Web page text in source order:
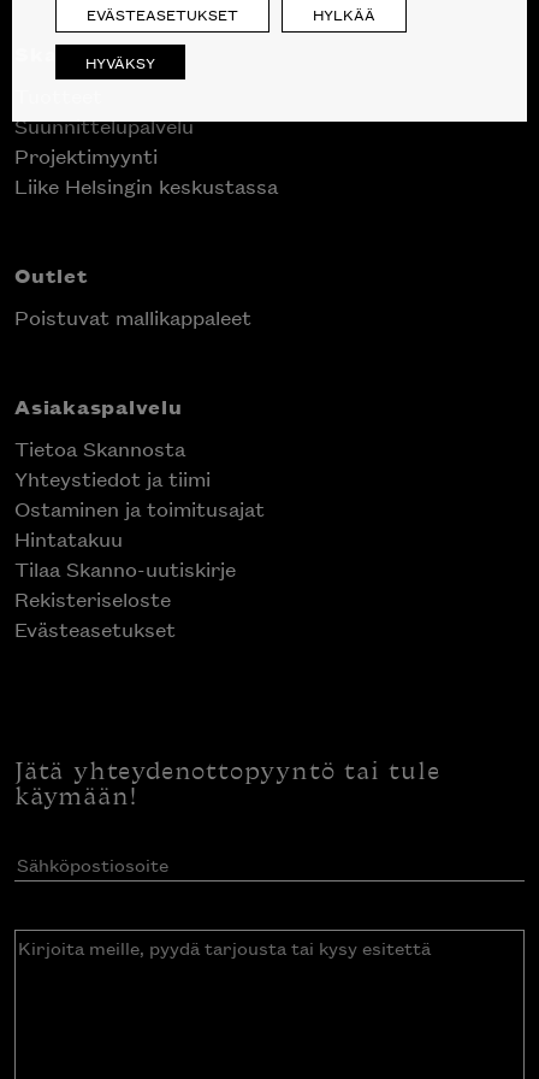
Skanno
Suunnittelupalvelu
Projektimyynti
Liike Helsingin keskustassa
Outlet
Poistuvat mallikappaleet
Asiakaspalvelu
Tietoa Skannosta
Yhteystiedot ja tiimi
Ostaminen ja toimitusajat
Hintatakuu
Tilaa Skanno-uutiskirje
Rekisteriseloste
Evästeasetukset
Jätä yhteydenottopyyntö tai tule
käymään!
Sähköpostiosoite(Pakollinen)
Kirjoita
EVÄSTEASETUKSET HYLKÄÄ
HYVÄKSY